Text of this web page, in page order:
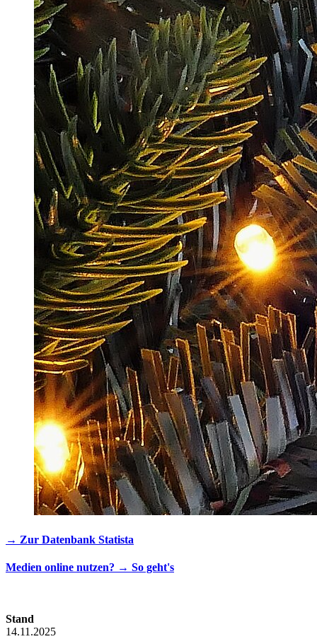
→ Zur Datenbank Statista
Medien online nutzen? → So geht's
Stand
14.11.2025